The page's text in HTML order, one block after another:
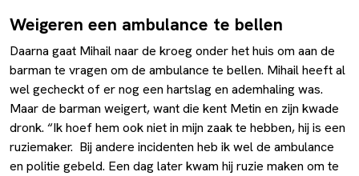
Weigeren een ambulance te bellen
Daarna gaat Mihail naar de kroeg onder het huis om aan de
barman te vragen om de ambulance te bellen. Mihail heeft al
wel gecheckt of er nog een hartslag en ademhaling was.
Maar de barman weigert, want die kent Metin en zijn kwade
dronk. “Ik hoef hem ook niet in mijn zaak te hebben, hij is een
ruziemaker. Bij andere incidenten heb ik wel de ambulance
en politie gebeld. Een dag later kwam hij ruzie maken om te